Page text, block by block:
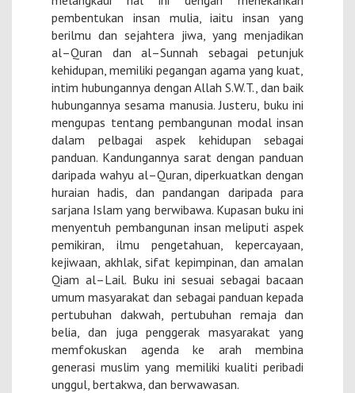
pembentukan insan mulia, iaitu insan yang
berilmu dan sejahtera jiwa, yang menjadikan
al–Quran dan al–Sunnah sebagai petunjuk
kehidupan, memiliki pegangan agama yang kuat,
intim hubungannya dengan Allah S.W.T., dan baik
hubungannya sesama manusia. Justeru, buku ini
mengupas tentang pembangunan modal insan
dalam pelbagai aspek kehidupan sebagai
panduan. Kandungannya sarat dengan panduan
daripada wahyu al–Quran, diperkuatkan dengan
huraian hadis, dan pandangan daripada para
sarjana Islam yang berwibawa. Kupasan buku ini
menyentuh pembangunan insan meliputi aspek
pemikiran, ilmu pengetahuan, kepercayaan,
kejiwaan, akhlak, sifat kepimpinan, dan amalan
Qiam al–Lail. Buku ini sesuai sebagai bacaan
umum masyarakat dan sebagai panduan kepada
pertubuhan dakwah, pertubuhan remaja dan
belia, dan juga penggerak masyarakat yang
memfokuskan agenda ke arah membina
generasi muslim yang memiliki kualiti peribadi
unggul, bertakwa, dan berwawasan.